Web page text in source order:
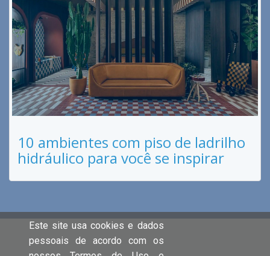
10 ambientes com piso de ladrilho
hidráulico para você se inspirar
Este site usa cookies e dados
pessoais de acordo com os